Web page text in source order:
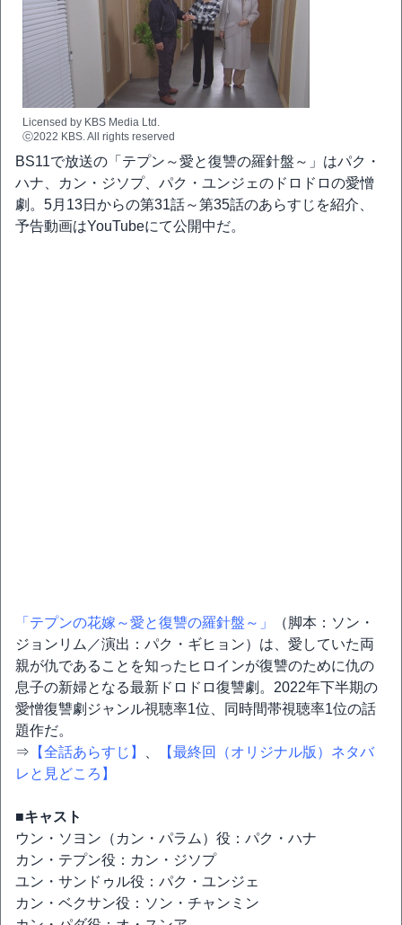
Licensed by KBS Media Ltd.
ⓒ2022 KBS. All rights reserved
BS11で放送の「テプン～愛と復讐の羅針盤～」はパク・
ハナ、カン・ジソプ、パク・ユンジェのドロドロの愛憎
劇。5月13日からの第31話～第35話のあらすじを紹介、
予告動画はYouTubeにて公開中だ。
「テプンの花嫁～愛と復讐の羅針盤～」
（脚本：ソン・
ジョンリム／演出：パク・ギヒョン）は、愛していた両
親が仇であることを知ったヒロインが復讐のために仇の
息子の新婦となる最新ドロドロ復讐劇。2022年下半期の
愛憎復讐劇ジャンル視聴率1位、同時間帯視聴率1位の話
題作だ。
⇒ 【全話あらすじ】
【最終回（オリジナル版）ネタバ
レと見どころ】
■キャスト
ウン・ソヨン（カン・パラム）役：パク・ハナ
カン・テプン役：カン・ジソプ
ユン・サンドゥル役：パク・ユンジェ
カン・ベクサン役：ソン・チャンミン